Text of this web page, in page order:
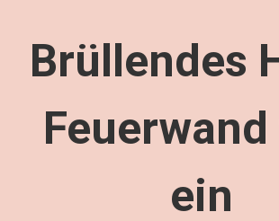
Brüllendes
ein